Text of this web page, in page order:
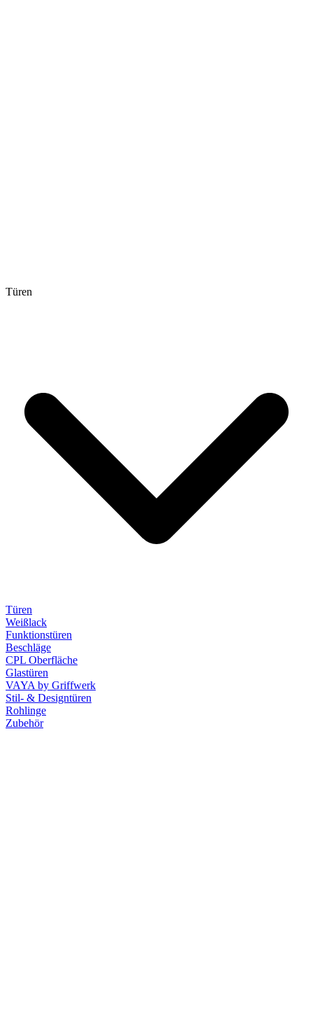
Türen
Türen
Weißlack
Funktionstüren
Beschläge
CPL Oberfläche
Glastüren
VAYA by Griffwerk
Stil- & Designtüren
Rohlinge
Zubehör